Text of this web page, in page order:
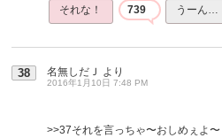
それな！ 739 うーん…
38 名無しだＪ より
2016年1月10日 7:48 PM
>>37それを言っちゃ〜おしめぇよ〜